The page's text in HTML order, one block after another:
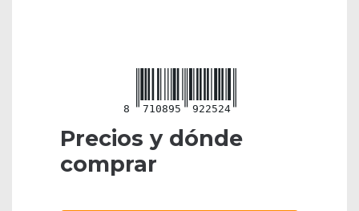
8 710895 922524
Precios y dónde
comprar